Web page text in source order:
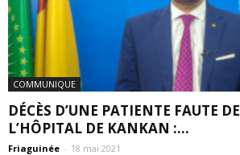
COMMUNIQUE
DÉCÈS D’UNE PATIENTE FAUTE
L’HÔPITAL DE KANKAN :...
Friaguinée - 18 mai 2021